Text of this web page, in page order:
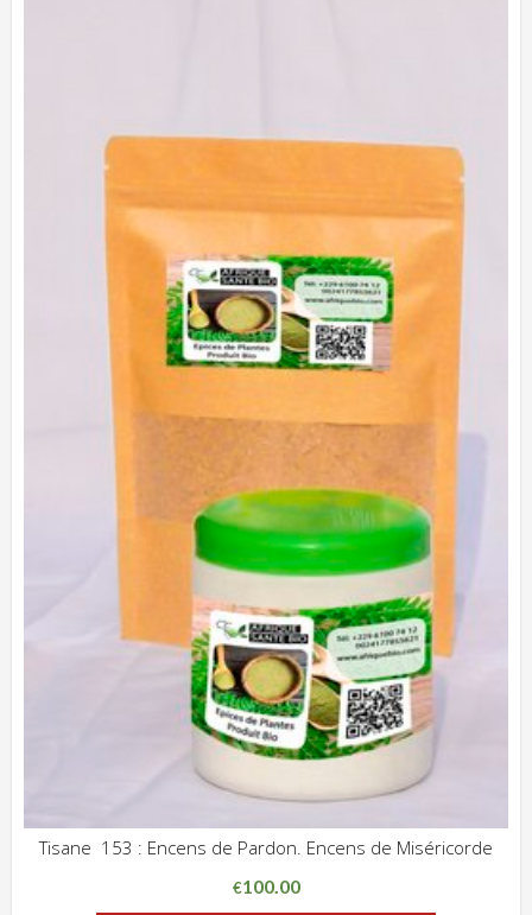
Tisane 153 : Encens de Pardon. Encens de Miséricorde
€100.00